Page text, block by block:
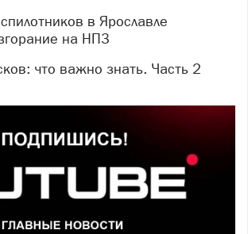
на НПЗ
что важно знать. Часть 2